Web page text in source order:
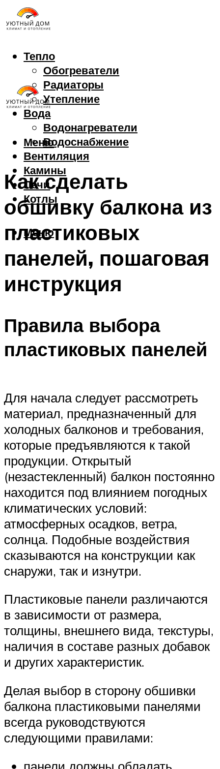
Тепло
Обогреватели
Радиаторы
Утепление
Вода
Водонагреватели
Водоснабжение
Вентиляция
Камины
Печи
Котлы
Меню
Меню
Как сделать
обшивку балкона из
пластиковых
панелей, пошаговая
инструкция
Правила выбора
пластиковых панелей
Для начала следует рассмотреть
материал, предназначенный для
холодных балконов и требования,
которые предъявляются к такой
продукции. Открытый
(незастекленный) балкон постоянно
находится под влиянием погодных
климатических условий:
атмосферных осадков, ветра,
солнца. Подобные воздействия
сказываются на конструкции как
снаружи, так и изнутри.
Пластиковые панели различаются
в зависимости от размера,
толщины, внешнего вида, текстуры,
наличия в составе разных добавок
и других характеристик.
Делая выбор в сторону обшивки
балкона пластиковыми панелями
всегда руководствуются
следующими правилами: